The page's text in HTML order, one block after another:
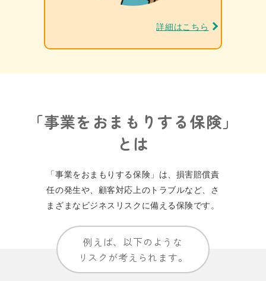
詳細はこちら
「事業をおまもりする保険」
とは
「事業をおまもりする保険」は、損害賠償責
任の発⽣や、顧客対応上のトラブルなど、 さ
まざまなビジネスリスクに備える保険です。
例えば、以下のような
リスクが考えられます。